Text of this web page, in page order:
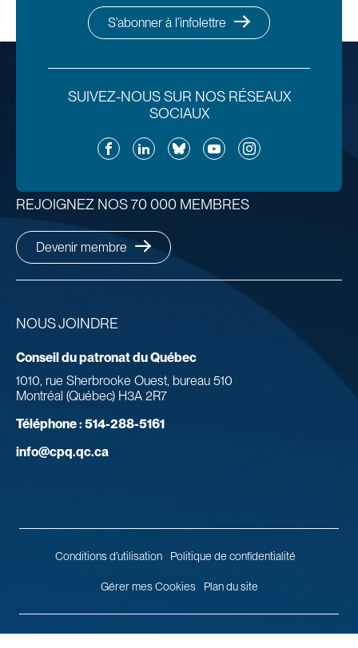
S’abonner à l’infolettre
SUIVEZ-NOUS SUR NOS RÉSEAUX
SOCIAUX
FacebookLinkedInBlueskyYouTubeInstagram
NOUS JOINDRE
Conseil du patronat du Québec
1010, rue Sherbrooke Ouest, bureau 510
Montréal (Québec) H3A 2R7
Téléphone :514-288-5161
info@cpq.qc.ca
REJOIGNEZ NOS 70 000 MEMBRES
Devenir membre
Conditions d’utilisation Politique de confidentialité
Gérer mes Cookies Plan du site